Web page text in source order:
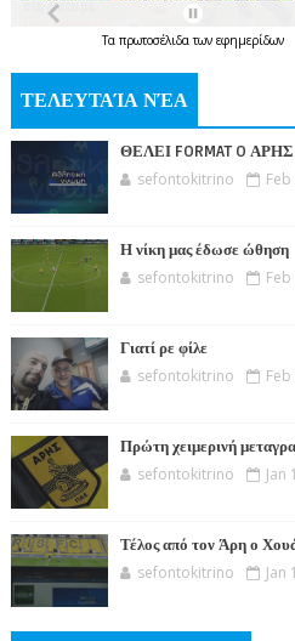
Τα πρωτοσέλιδατων εφημερίδων
ΤΕΛΕΥΤΑΊΑ ΝΈΑ
ΘΕΛΕΙ FORMAT O ΑΡΗΣ
sefontokitrino
Η νίκη μας έδωσε ώθηση
sefontokitrino
Γιατί ρε φίλε
sefontokitrino
Πρώτη χειμερινή
sefontokitrino Jan
Τέλος από τον Άρη ο
sefontokitrino Jan